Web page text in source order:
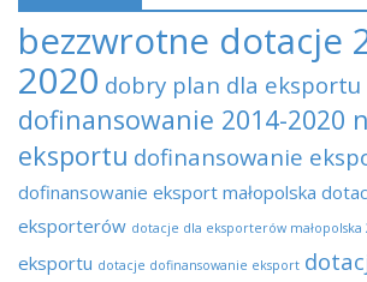
bezzwrotne dotacje
2020 dobry plan dla eksportu
dofinansowanie 2014-2020
eksportu dofinansowanie
dofinansowanie eksport małopolska
eksporterów dotacje dla eksporterów małopolska
eksportu dotacje dofinansowanie eksport